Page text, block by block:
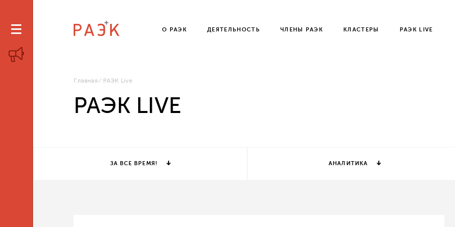
О РАЭК ДЕЯТЕЛЬНОСТЬ ЧЛЕНЫ РАЭК КЛАСТЕРЫ РАЭК LIVE
Главная РАЭК Live
РАЭК LIVE
ЗА ВСЕ ВРЕМЯ! АНАЛИТИКА